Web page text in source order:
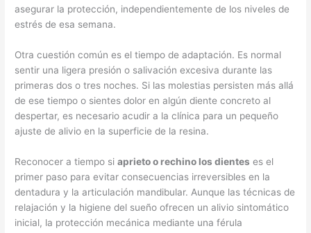
asegurar la protección, independientemente de los niveles de
estrés de esa semana.
Otra cuestión común es el tiempo de adaptación. Es normal
sentir una ligera presión o salivación excesiva durante las
primeras dos o tres noches. Si las molestias persisten más allá
de ese tiempo o sientes dolor en algún diente concreto al
despertar, es necesario acudir a la clínica para un pequeño
ajuste de alivio en la superficie de la resina.
Reconocer a tiempo siaprieto o rechino los dientes es el
primer paso para evitar consecuencias irreversibles en la
dentadura y la articulación mandibular. Aunque las técnicas de
relajación y la higiene del sueño ofrecen un alivio sintomático
inicial, la protección mecánica mediante una férula